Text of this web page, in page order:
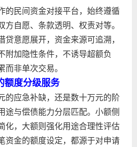
的民间资金对接平台，始终遵循
方自愿、条款透明、权责对等。
贷意愿展开，资金来源可追溯，
附加隐性条件，不诱导超额负
而非单次交易。
额度分级服务
的应急补缺，还是数十万元的阶
途与偿债能力分层匹配。小额侧
化，大额则强化用途合理性评估
资金的额度设定，都源于对申请